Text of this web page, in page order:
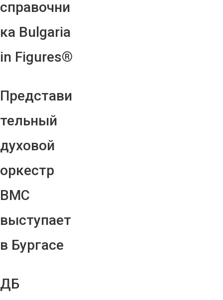
справочни
ка Bulgaria
in Figures®
Представи
тельный
духовой
оркестр
ВМС
выступает
в Бургасе
ДБ